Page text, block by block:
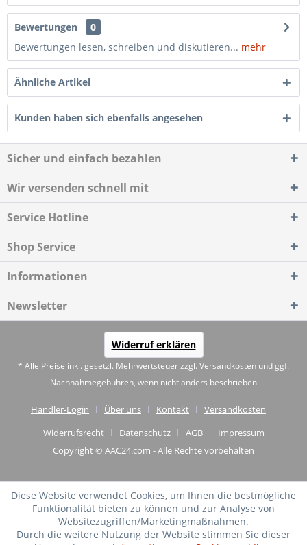
Bewertungen
0
Bewertungen lesen, schreiben und diskutieren... mehr
Ähnliche Artikel
Kunden haben sich ebenfalls angesehen
Sicher und einfach bezahlen
Wir versenden schnell mit
Service Hotline
Shop Service
Informationen
Newsletter
Widerruf erklären
* Alle Preise inkl. gesetzl. Mehrwertsteuer zzgl. Versandkosten und ggf.
Nachnahmegebühren, wenn nicht anders beschrieben
Händler-Login Über uns Kontakt
Versandkosten
Widerrufsrecht
Datenschutz AGB
Impressum
Copyright © AAC24.com - Alle Rechte vorbehalten
Diese Website verwendet Cookies, um Ihnen die bestmögliche
Funktionalität bieten zu können und zur Analyse von
Websitezugriffen/Marketingmaßnahmen.
Durch die weitere Nutzung der Website stimmen Sie dieser